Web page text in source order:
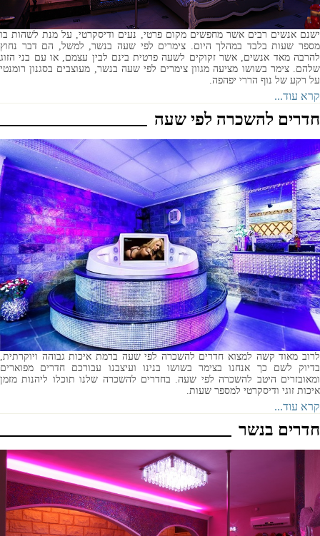
ישנם אנשים רבים אשר מחפשים מקום פרטי, נעים ודיסקרטי, על מנת לשהות בו
מספר שעות בלבד במהלך היום. צימרים לפי שעה בנשר, למשל, הם דבר נחוץ
להרבה מאד אנשים, אשר זקוקים לשעה פרטית בינם לבין עצמם, או עם בני הזוג
שלהם. צימר בשושו מציעה מגוון צימרים לפי שעה בנשר, מעוצבים בסגנון רומנטי
על רקע של נוף הררי יפהפה.
קרא עוד...
חדרים להשכרה לפי שעה
לרוב מאוד קשה למצוא חדרים להשכרה לפי שעה ברמת איכות גבוהה ויוקרתית,
בדיוק לשם כך אנחנו בצימר בשושו בנינו ועיצבנו עבורכם חדרים מפוארים
ומאובזרים היטב להשכרה לפי שעה. בחדרים להשכרה שלנו תוכלו ליהנות מזמן
איכות זוגי ודיסקרטי למספר שעות.
קרא עוד...
חדרים בנשר